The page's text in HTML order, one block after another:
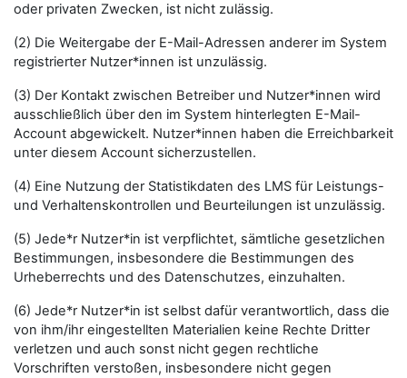
oder privaten Zwecken, ist nicht zulässig.
(2) Die Weitergabe der E-Mail-Adressen anderer im System
registrierter Nutzer*innen ist unzulässig.
(3) Der Kontakt zwischen Betreiber und Nutzer*innen wird
ausschließlich über den im System hinterlegten E-Mail-
Account abgewickelt. Nutzer*innen haben die Erreichbarkeit
unter diesem Account sicherzustellen.
(4) Eine Nutzung der Statistikdaten des LMS für Leistungs-
und Verhaltenskontrollen und Beurteilungen ist unzulässig.
(5) Jede*r Nutzer*in ist verpflichtet, sämtliche gesetzlichen
Bestimmungen, insbesondere die Bestimmungen des
Urheberrechts und des Datenschutzes, einzuhalten.
(6) Jede*r Nutzer*in ist selbst dafür verantwortlich, dass die
von ihm/ihr eingestellten Materialien keine Rechte Dritter
verletzen und auch sonst nicht gegen rechtliche
Vorschriften verstoßen, insbesondere nicht gegen